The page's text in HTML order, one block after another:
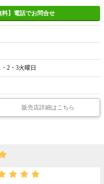
料】電話でお問合せ
2・3火曜日
販売店詳細はこちら